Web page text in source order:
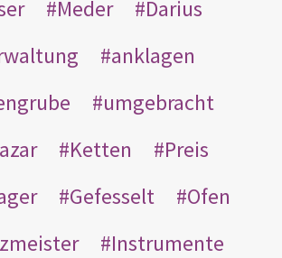
Meder
Darius
anklagen
umgebracht
Ketten
Preis
Gefesselt
Ofen
Instrumente